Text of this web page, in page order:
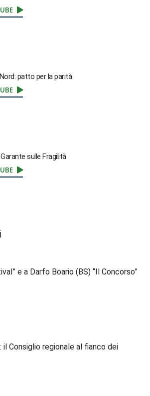
patto per la parità
sulle Fragilità
e a Darfo Boario (BS) “Il Concorso”
il Consiglio regionale al fianco dei